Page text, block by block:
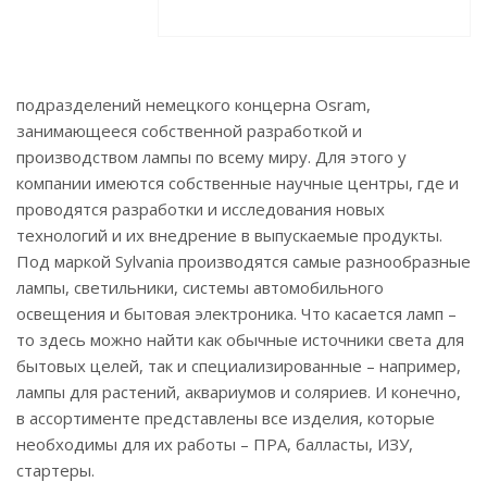
подразделений немецкого концерна Osram,
занимающееся собственной разработкой и
производством лампы по всему миру. Для этого у
компании имеются собственные научные центры, где и
проводятся разработки и исследования новых
технологий и их внедрение в выпускаемые продукты.
Под маркой Sylvania производятся самые разнообразные
лампы, светильники, системы автомобильного
освещения и бытовая электроника. Что касается ламп –
то здесь можно найти как обычные источники света для
бытовых целей, так и специализированные – например,
лампы для растений, аквариумов и соляриев. И конечно,
в ассортименте представлены все изделия, которые
необходимы для их работы – ПРА, балласты, ИЗУ,
стартеры.